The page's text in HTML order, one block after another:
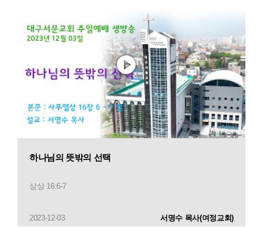
하나님의 뜻밖의 선택
삼상 16:6-7
2023-12-03 서명수 목사(여정교회)